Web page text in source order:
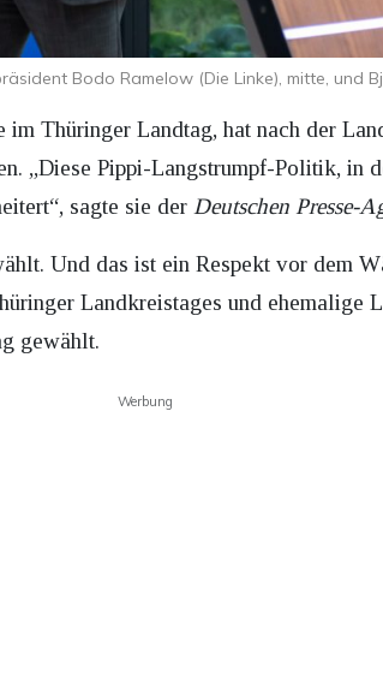
Bodo Ramelow (Die Linke), mitte, und
Thüringer Landtag, hat nach der
„Diese Pippi-Langstrumpf-Politik, in
sagte sie der Deutschen Presse-
Und das ist ein Respekt vor dem
Landkreistages und ehemalige
gewählt.
Werbung